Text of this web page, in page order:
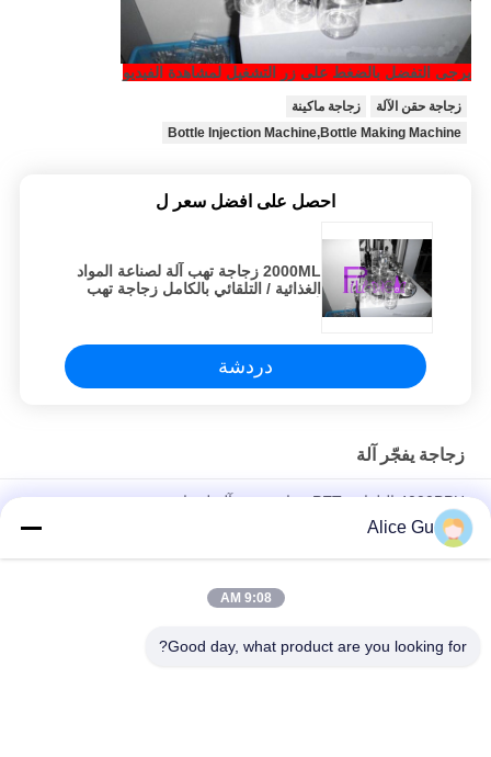
يرجى التفضل بالضغط على زر التشغيل لمشاهدة الفيديو
زجاجة حقن الآلة
زجاجة ماكينة
Bottle Injection Machine,Bottle Making Machine
احصل على افضل سعر ل
2000ML زجاجة تهب آلة لصناعة المواد
الغذائية / التلقائي بالكامل زجاجة تهب
دردشة
زجاجة يفجّر آلة
4000BPH التلقائي PET زجاجة تهب آلة لزجاجة عصير
لتر
السيارات الطاقة عصير النفط المشروبات الحيوانات الأليفة / زجاجة
Alice Gu
9:08 AM
Good day, what product are you looking for?